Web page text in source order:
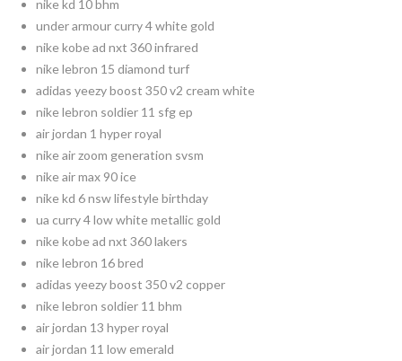
nike kd 10 bhm
under armour curry 4 white gold
nike kobe ad nxt 360 infrared
nike lebron 15 diamond turf
adidas yeezy boost 350 v2 cream white
nike lebron soldier 11 sfg ep
air jordan 1 hyper royal
nike air zoom generation svsm
nike air max 90 ice
nike kd 6 nsw lifestyle birthday
ua curry 4 low white metallic gold
nike kobe ad nxt 360 lakers
nike lebron 16 bred
adidas yeezy boost 350 v2 copper
nike lebron soldier 11 bhm
air jordan 13 hyper royal
air jordan 11 low emerald